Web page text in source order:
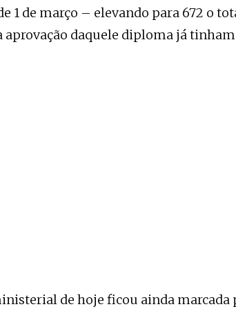
1 de março – elevando para 672 o
aprovação daquele diploma já
de hoje ficou ainda marcada